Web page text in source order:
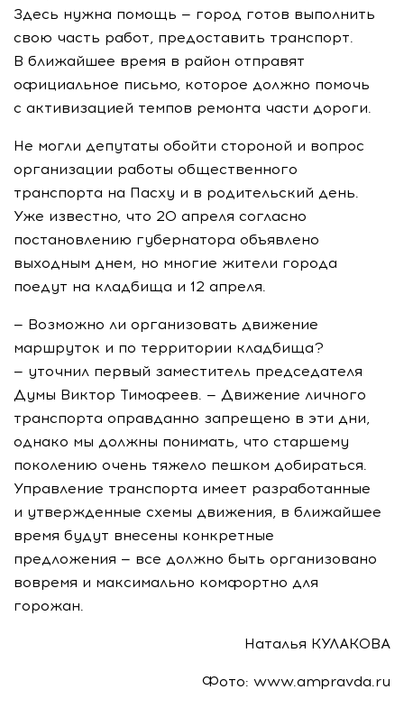
Здесь нужна помощь — город готов выполнить
свою часть работ, предоставить транспорт.
В ближайшее время в район отправят
официальное письмо, которое должно помочь
с активизацией темпов ремонта части дороги.
Не могли депутаты обойти стороной и вопрос
организации работы общественного
транспорта на Пасху и в родительский день.
Уже известно, что 20 апреля согласно
постановлению губернатора объявлено
выходным днем, но многие жители города
поедут на кладбища и 12 апреля.
— Возможно ли организовать движение
маршруток и по территории кладбища?
— уточнил первый заместитель председателя
Думы Виктор Тимофеев. — Движение личного
транспорта оправданно запрещено в эти дни,
однако мы должны понимать, что старшему
поколению очень тяжело пешком добираться.
Управление транспорта имеет разработанные
и утвержденные схемы движения, в ближайшее
время будут внесены конкретные
предложения — все должно быть организовано
вовремя и максимально комфортно для
горожан.
Наталья КУЛАКОВА
Фото: www.ampravda.ru